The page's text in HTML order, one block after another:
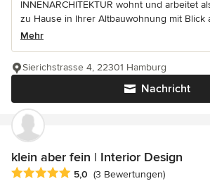
INNENARCHITEKTUR wohnt und arbeitet
zu Hause in Ihrer Altbauwohnung mit Blick
Mehr
Nachricht
Sierichstrasse 4, 22301 Hamburg
klein aber fein | Interior Design
Durchschnittliche Bewertung: 5 von 5
5,0 (3 Bewertungen)